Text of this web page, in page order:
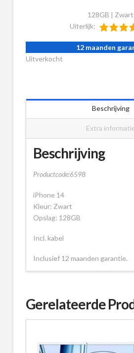
128GB | Zwart
Uiterlijk:
12 maanden
Uitverkocht
Beschrijving
Extra
Beschrijving
Productcode:6598
iPhone 14
Kleur: Zwart
Opslag: 128GB
Incl. kabel
Inclusief 12 maanden garantie.
Gerelateerde